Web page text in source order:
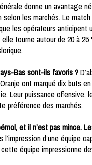
donne un avantage
selon les marchés. Le
les opérateurs anticipent
tourne autour de 20 à 25
Bas sont-ils favoris ?
ont marqué dix buts
Leur puissance
préférence des marchés.
et il n’est pas mince.
l’impression d’une équipe
équipe impressionne